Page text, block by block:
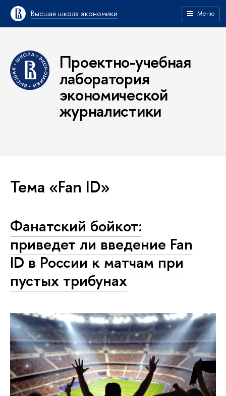
Высшая школа экономики Меню
Проектно-учебная
лаборатория
экономической
журналистики
Тема «Fan ID»
Фанатский бойкот:
приведет ли введение Fan
ID в России к матчам при
пустых трибунах